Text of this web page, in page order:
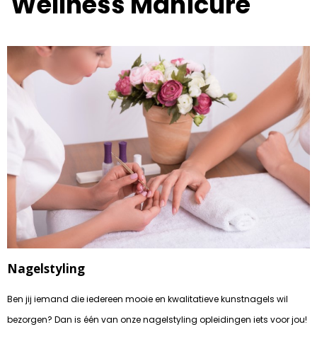
Nagelstyling
Ben jij iemand die iedereen mooie en kwalitatieve kunstnagels wil
bezorgen? Dan is één van onze nagelstyling opleidingen iets voor jou!